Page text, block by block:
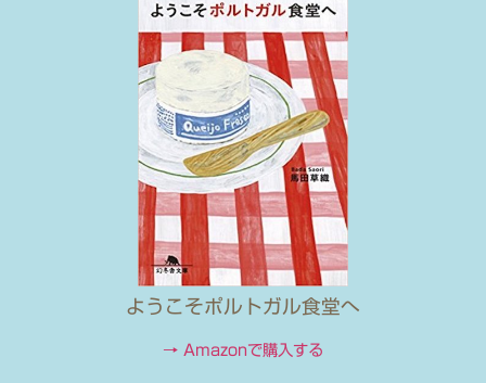
ようこそポルトガル食堂へ
→ Amazonで購入する